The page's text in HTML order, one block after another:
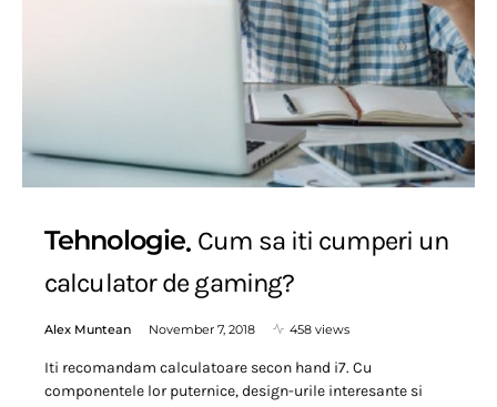
Tehnologie Cum sa iti cumperi un
calculator de gaming?
Alex Muntean November 7, 2018 458 views
Iti recomandam calculatoare secon hand i7. Cu
componentele lor puternice, design-urile interesante si